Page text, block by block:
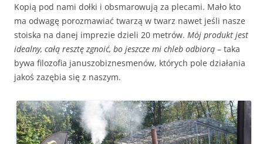
Kopią pod nami dołki i obsmarowują za plecami. Mało kto
ma odwagę porozmawiać twarzą w twarz nawet jeśli nasze
stoiska na danej imprezie dzieli 20 metrów. Mój produkt jest
idealny, całą resztę zgnoić, bo jeszcze mi chleb odbiorą – taka
bywa filozofia januszobiznesmenów, których pole działania
jakoś zazębia się z naszym.